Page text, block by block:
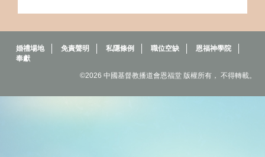
婚禮場地 免責聲明 私隱條例 職位空缺
恩福神學院
奉獻
©2026 中國基督教播道會恩福堂 版權所有， 不得轉載。